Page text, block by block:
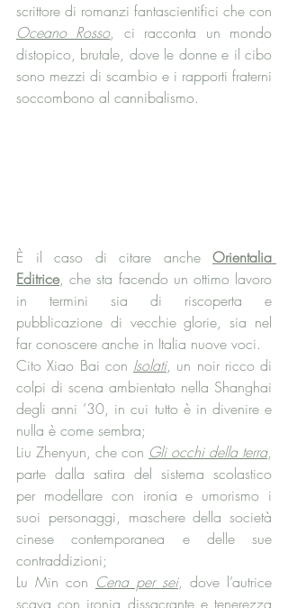
Oceano Rosso, ci racconta un mondo
distopico, brutale, dove le donne e il cibo
sono mezzi di scambio e i rapporti fraterni
soccombono al cannibalismo.
È il caso di citare anche Orientalia
Editrice, che sta facendo un ottimo lavoro
in termini sia di riscoperta e
pubblicazione di vecchie glorie, sia nel
far conoscere anche in Italia nuove voci.
Cito Xiao Bai con Isolati, un noir ricco di
colpi di scena ambientato nella Shanghai
degli anni ’30, in cui tutto è in divenire e
nulla è come sembra;
Liu Zhenyun, che con Gli occhi della terra,
parte dalla satira del sistema scolastico
per modellare con ironia e umorismo i
suoi personaggi, maschere della società
cinese contemporanea e delle sue
contraddizioni;
Lu Min con Cena per sei, dove l’autrice
scava con ironia dissacrante e tenerezza